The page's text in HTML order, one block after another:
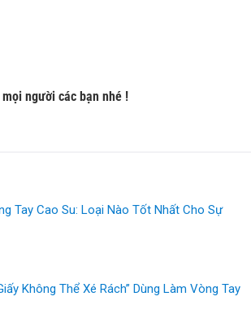
người các bạn nhé !
Tay Cao Su: Loại Nào Tốt Nhất Cho Sự
Không Thể Xé Rách” Dùng Làm Vòng Tay